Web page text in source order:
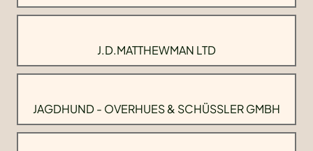
J.D.MATTHEWMAN LTD
JAGDHUND - OVERHUES & SCHÜSSLER GMBH